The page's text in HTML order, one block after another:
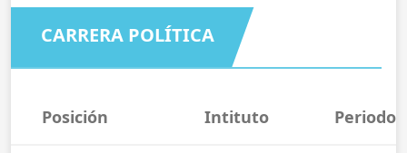
CARRERA POLÍTICA
Posición Intituto Periodo